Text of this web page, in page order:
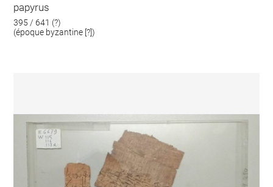
papyrus
395 / 641 (?)
(époque byzantine [?])